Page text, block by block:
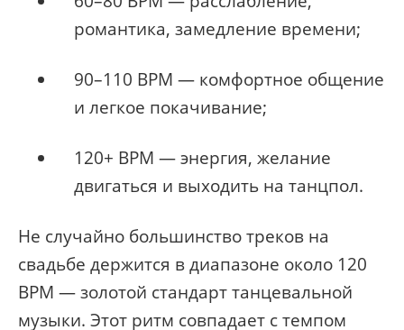
романтика, замедление времени;
90–110 BPM — комфортное общение
и легкое покачивание;
120+ BPM — энергия, желание
двигаться и выходить на танцпол.
Не случайно большинство треков на
свадьбе держится в диапазоне около 120
BPM — золотой стандарт танцевальной
музыки. Этот ритм совпадает с темпом